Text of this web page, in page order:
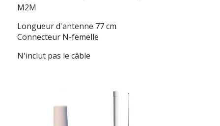
M2M
Longueur d'antenne 77 cm
Connecteur N-femelle
N'inclut pas le câble